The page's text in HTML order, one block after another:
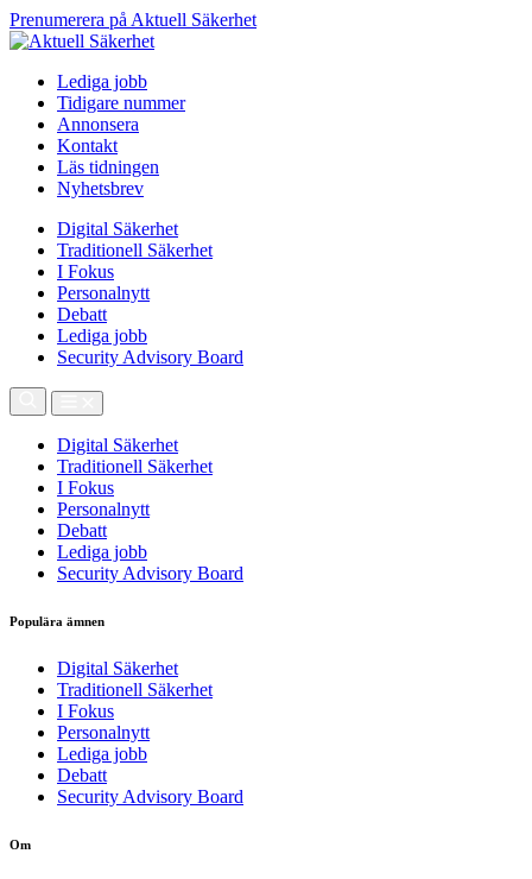
Prenumerera på Aktuell Säkerhet
Lediga jobb
Tidigare nummer
Annonsera
Kontakt
Läs tidningen
Nyhetsbrev
Digital Säkerhet
Traditionell Säkerhet
I Fokus
Personalnytt
Debatt
Lediga jobb
Security Advisory Board
Digital Säkerhet
Traditionell Säkerhet
I Fokus
Personalnytt
Debatt
Lediga jobb
Security Advisory Board
Populära ämnen
Digital Säkerhet
Traditionell Säkerhet
I Fokus
Personalnytt
Lediga jobb
Debatt
Security Advisory Board
Om